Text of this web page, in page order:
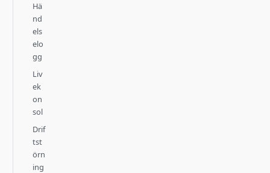
Hä
nd
els
elo
gg
Liv
ek
on
sol
Drif
tst
örn
ing